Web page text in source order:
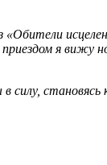
я
становясь